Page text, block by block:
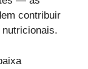
contribuir